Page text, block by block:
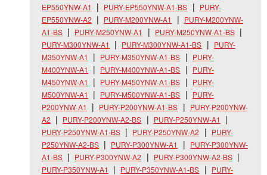
EP550YNW-A1
PURY-EP550YNW-A1-BS
PURY-
EP550YNW-A2
PURY-M200YNW-A1
PURY-M200YNW-
A1-BS
PURY-M250YNW-A1
PURY-M250YNW-A1-BS
PURY-M300YNW-A1
PURY-M300YNW-A1-BS
PURY-
M350YNW-A1
PURY-M350YNW-A1-BS
PURY-
M400YNW-A1
PURY-M400YNW-A1-BS
PURY-
M450YNW-A1
PURY-M450YNW-A1-BS
PURY-
M500YNW-A1
PURY-M500YNW-A1-BS
PURY-
P200YNW-A1
PURY-P200YNW-A1-BS
PURY-P200YNW-
A2
PURY-P200YNW-A2-BS
PURY-P250YNW-A1
PURY-P250YNW-A1-BS
PURY-P250YNW-A2
PURY-
P250YNW-A2-BS
PURY-P300YNW-A1
PURY-P300YNW-
A1-BS
PURY-P300YNW-A2
PURY-P300YNW-A2-BS
PURY-P350YNW-A1
PURY-P350YNW-A1-BS
PURY-